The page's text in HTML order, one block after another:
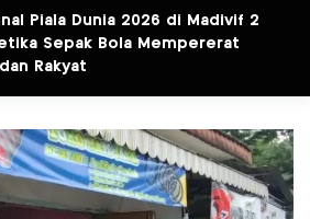
Piala Dunia 2026 di Madivif 2
Sepak Bola Mempererat
Rakyat